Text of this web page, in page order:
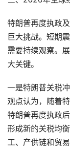
特朗普再度执政
巨大挑战。短期
需要持续观察。
大关键。
一是特朗普关税
观点认为，随着
特朗普再度执政
形成新的关税均
工、产供链和贸